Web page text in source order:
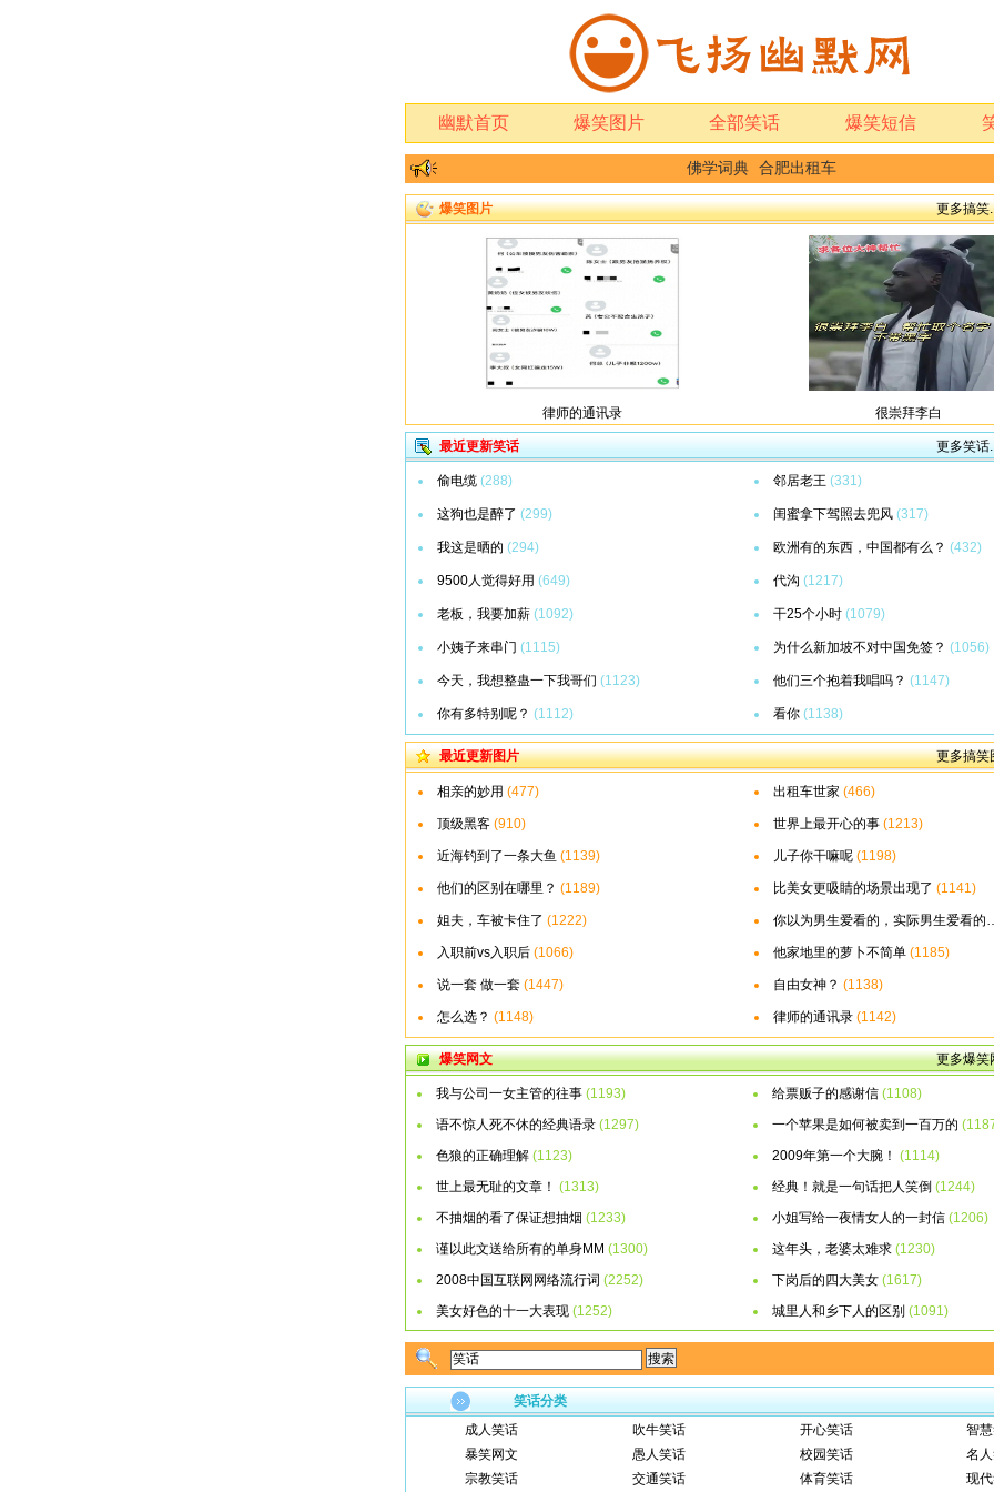
幽默首页 爆笑图片 全部笑话 爆笑短信
佛学词典 合肥出租车
爆笑图片 更多搞笑
律师的通讯录 很崇拜李白
最近更新笑话 更多笑话
偷电缆 (288) 邻居老王 (331)
这狗也是醉了 (299) 闺蜜拿下驾照去兜风 (317)
我这是晒的 (294) 欧洲有的东西，中国都有么？ (432)
9500人觉得好用 (649) 代沟 (1217)
老板，我要加薪 (1092) 干25个小时 (1079)
小姨子来串门 (1115) 为什么新加坡不对中国免签？ (1056)
今天，我想整蛊一下我哥们 (1123) 他们三个抱着我唱吗？ (1147)
你有多特别呢？ (1112) 看你 (1138)
最近更新图片 更多搞笑
相亲的妙用 (477) 出租车世家 (466)
顶级黑客 (910) 世界上最开心的事 (1213)
近海钓到了一条大鱼 (1139) 儿子你干嘛呢 (1198)
他们的区别在哪里？ (1189) 比美女更吸睛的场景出现了 (1141)
姐夫，车被卡住了 (1222) 你以为男生爱看的，实际男生爱看
入职前vs入职后 (1066) 他家地里的萝卜不简单 (1185)
说一套 做一套 (1447) 自由女神？ (1138)
怎么选？ (1148) 律师的通讯录 (1142)
爆笑网文 更多爆笑
我与公司一女主管的往事 (1193) 给票贩子的感谢信 (1108)
语不惊人死不休的经典语录 (1297) 一个苹果是如何被卖到一百万的
色狼的正确理解 (1123) 2009年第一个大腕！ (1114)
世上最无耻的文章！ (1313) 经典！就是一句话把人笑倒 (1244)
不抽烟的看了保证想抽烟 (1233) 小姐写给一夜情女人的一封信 (1206)
谨以此文送给所有的单身MM (1300) 这年头，老婆太难求 (1230)
2008中国互联网网络流行词 (2252) 下岗后的四大美女 (1617)
美女好色的十一大表现 (1252) 城里人和乡下人的区别 (1091)
笑话分类
成人笑话
吹牛笑话 开心笑话
智
暴笑网文
愚人笑话 校园笑话
名
宗教笑话
交通笑话 体育笑话 现